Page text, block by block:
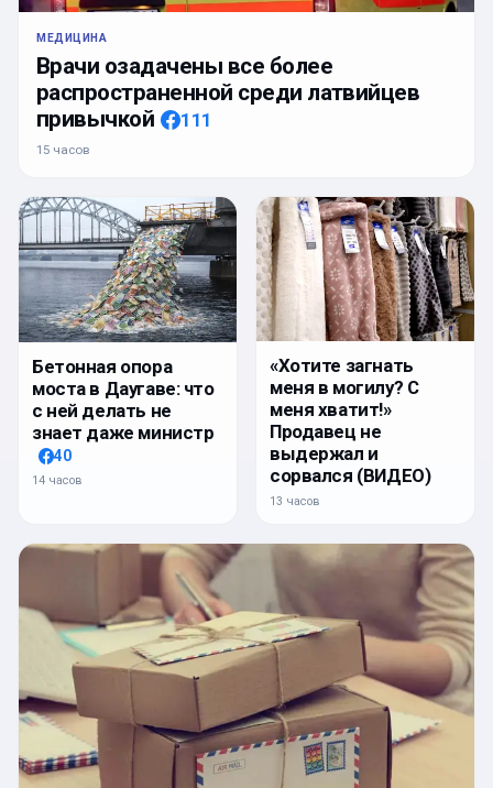
МЕДИЦИНА
Врачи озадачены все более
распространенной среди латвийцев
привычкой
111
15 часов
Бетонная опора
моста в Даугаве: что
с ней делать не
знает даже министр
40
14 часов
«Хотите загнать
меня в могилу? С
меня хватит!»
Продавец не
выдержал и
сорвался (ВИДЕО)
13 часов